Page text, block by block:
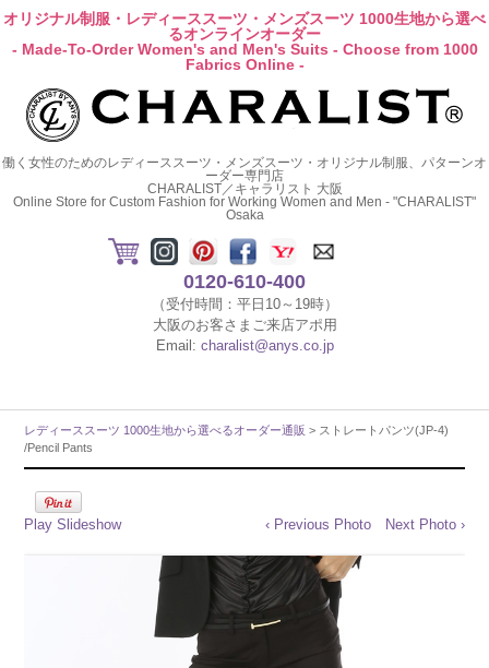
オリジナル制服・レディーススーツ・メンズスーツ 1000生地から選べ
るオンラインオーダー
- Made-To-Order Women's and Men's Suits - Choose from 1000
Fabrics Online -
働く女性のためのレディーススーツ・メンズスーツ・オリジナル制服、パターンオ
ーダー専門店
CHARALIST／キャラリスト 大阪
Online Store for Custom Fashion for Working Women and Men - "CHARALIST"
Osaka
0120-610-400
（受付時間：平日10～19時）
大阪のお客さまご来店アポ用
Email: charalist@anys.co.jp
レディーススーツ 1000生地から選べるオーダー通販 > ストレートパンツ(JP-4)
/Pencil Pants
Play Slideshow ‹ Previous Photo Next Photo ›